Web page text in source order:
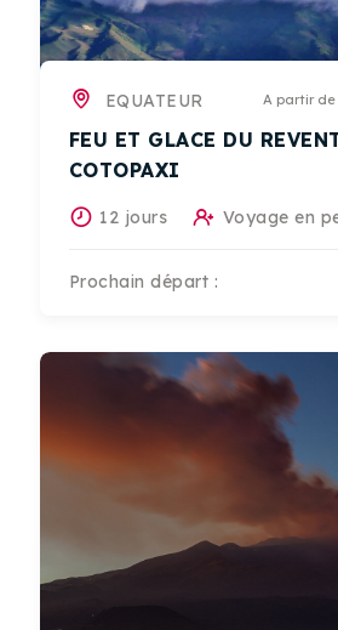
EQUATEUR A partir de
FEU ET GLACE DU
COTOPAXI
12 jours Voyage en
Prochain départ :